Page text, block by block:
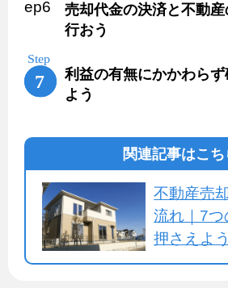
売却代金の決済と不動
行おう
利益の有無にかかわら
よう
関連記事はこち
不動産売
流れ｜7つ
押さえよう